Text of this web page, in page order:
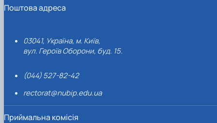
Поштова адреса
03041, Україна, м. Київ,
вул. Героїв Оборони, буд. 15.
(044) 527-82-42
rectorat@nubip.edu.ua
Приймальна комісія